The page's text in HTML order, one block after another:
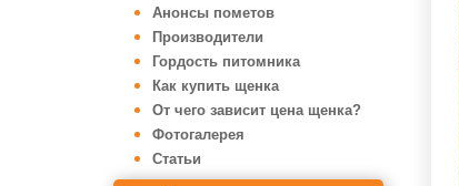
Анонсы пометов
Производители
Гордость питомника
Как купить щенка
От чего зависит цена щенка?
Фотогалерея
Статьи